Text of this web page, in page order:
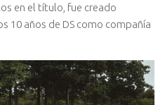
en el título, fue creado
10 años de DS como compañía